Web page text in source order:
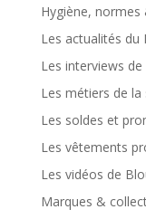
Hygiène,
Les actualités du
Les interviews
Les métiers de la
Les soldes et
Les vêtements
Les vidéos de
Marques &